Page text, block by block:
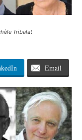
Tribalat
Email